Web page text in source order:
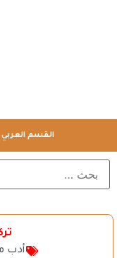
القسم العربي
أدب